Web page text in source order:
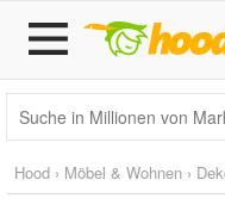
Hood › Möbel & Wohnen ›